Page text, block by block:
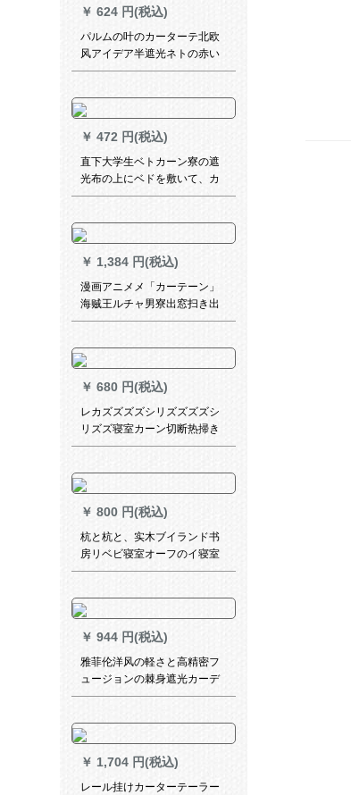
シリーズのテーン米黄-纱【厚
2.5メートルを変更することが
できます。
￥ 624 円(税込)
パルムの叶のカーターテ北欧
风アイデア半遮光ネトの赤い
テーテン寝室リビグ书房ベル
ブカン打孔式オーダ
￥ 472 円(税込)
直下大学生ベトカーン寮の遮
光布の上にベドを敷いて、カ
ーターテの下の段のレン城壁
長い2 Mの二錠のレンの高さ
1.2メトトはルトンを指す。
￥ 1,384 円(税込)
漫画アニメメ「カーテーン」
海贼王ルチャ男寮出窓扫き出
明窓二次元オーダン遮光布漸
2.7メトルホーム
￥ 680 円(税込)
レカズズズズシリズズズズシ
リズズ寝室カーン切断热掃き
出窓寝室出窓白纱2.5メトル幅
￥ 800 円(税込)
杭と杭と、实木ブイランド书
房リベビ寝室オーフのイ寝室
中国式电动遮光オーダ木制の
スを提供します。
￥ 944 円(税込)
雅菲伦洋风の軽さと高精密フ
ュージョンの棘身遮光カーデ
ィン绿色の青のピンクオ·ダカ·
￥ 1,704 円(税込)
レール挂けカーターテーラー